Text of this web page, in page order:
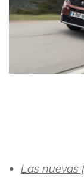
Las nuevas